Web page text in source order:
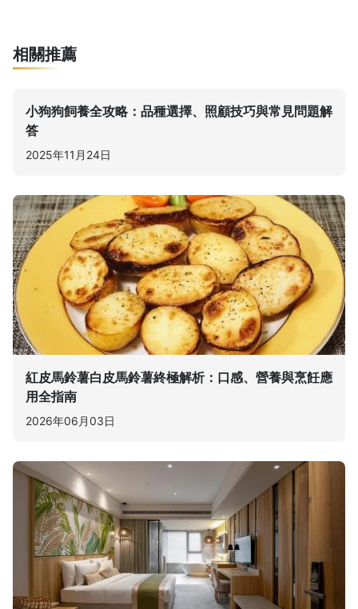
相關推薦
小狗狗飼養全攻略：品種選擇、照顧技巧與常見問題解
答
2025年11月24日
紅皮馬鈴薯白皮馬鈴薯終極解析：口感、營養與烹飪應
用全指南
2026年06月03日